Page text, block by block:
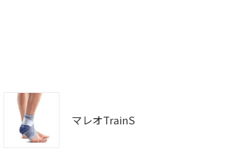
マレオTrainS